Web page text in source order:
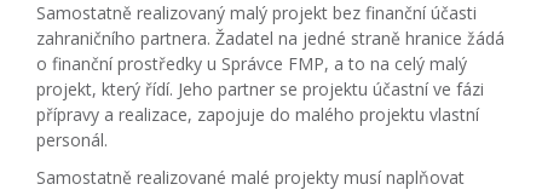
Samostatně realizovaný malý projekt bez finanční účasti
zahraničního partnera. Žadatel na jedné straně hranice žádá
o finanční prostředky u Správce FMP, a to na celý malý
projekt, který řídí. Jeho partner se projektu účastní ve fázi
přípravy a realizace, zapojuje do malého projektu vlastní
personál.
Samostatně realizované malé projekty musí naplňovat